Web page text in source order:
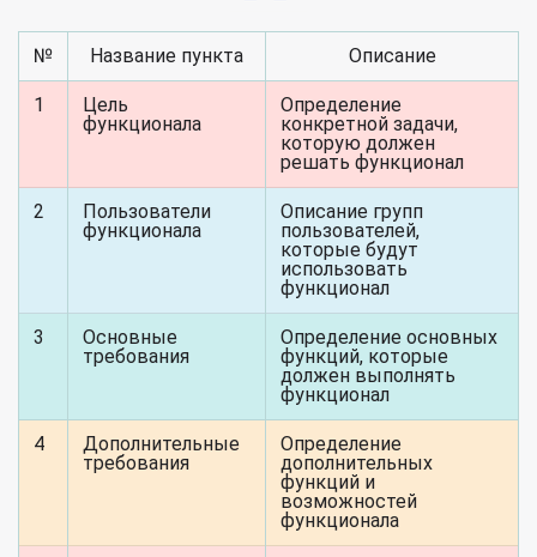
№ Название пункта Описание
1
Цель
функционала
Определение
конкретной задачи,
которую должен
решать функционал
2
Пользователи
функционала
Описание групп
пользователей,
которые будут
использовать
функционал
3
Основные
требования
Определение основных
функций, которые
должен выполнять
функционал
4
Дополнительные
требования
Определение
дополнительных
функций и
возможностей
функционала